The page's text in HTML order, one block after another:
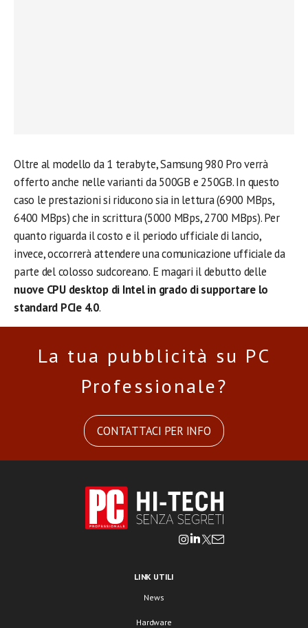
Oltre al modello da 1 terabyte, Samsung 980 Pro verrà
offerto anche nelle varianti da 500GB e 250GB. In questo
caso le prestazioni si riducono sia in lettura (6900 MBps,
6400 MBps) che in scrittura (5000 MBps, 2700 MBps). Per
quanto riguarda il costo e il periodo ufficiale di lancio,
invece, occorrerà attendere una comunicazione ufficiale da
parte del colosso sudcoreano. E magari il debutto delle
nuove CPU desktop di Intel in grado di supportare lo
standard PCIe 4.0.
La tua pubblicità su PC
Professionale?
CONTATTACI PER INFO
LINK UTILI
News
Hardware